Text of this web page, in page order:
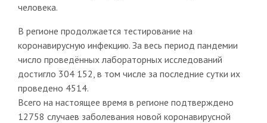
человека.
В регионе продолжается тестирование на
коронавирусную инфекцию. За весь период пандемии
число проведённых лабораторных исследований
достигло 304 152, в том числе за последние сутки их
проведено 4514.
Всего на настоящее время в регионе подтверждено
12758 случаев заболевания новой коронавирусной